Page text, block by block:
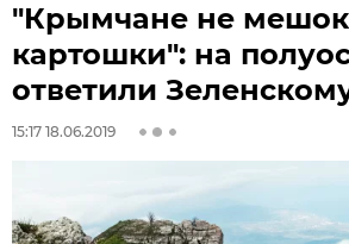
"Крымчане не мешок
картошки": на
ответили
15:17 18.06.2019